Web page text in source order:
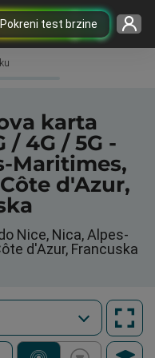
Pokreni test brzine
karta
4G / 5G -
Maritimes,
d'Azur,
Nice, Nica, Alpes-
d'Azur, Francuska